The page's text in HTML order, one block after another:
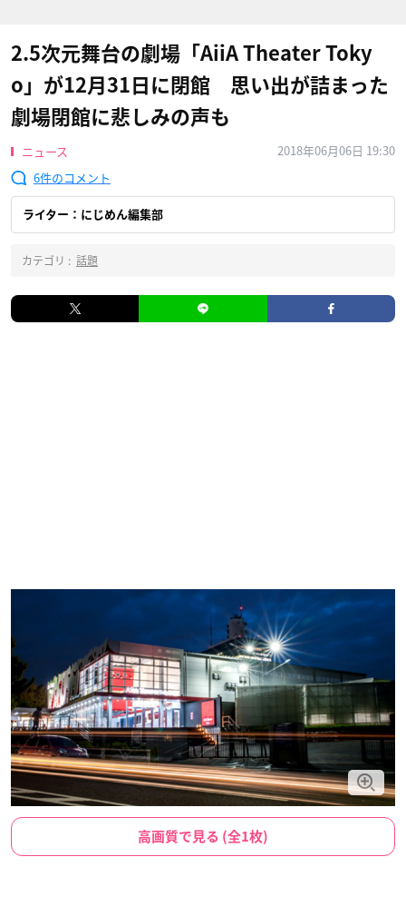
2.5次元舞台の劇場「AiiA Theater Toky
o」が12月31日に閉館 思い出が詰まった
劇場閉館に悲しみの声も
ニュース
2018年06月06日 19:30
6
ライター：にじめん編集部
カテゴリ : 話題
高画質で見る (全1枚)